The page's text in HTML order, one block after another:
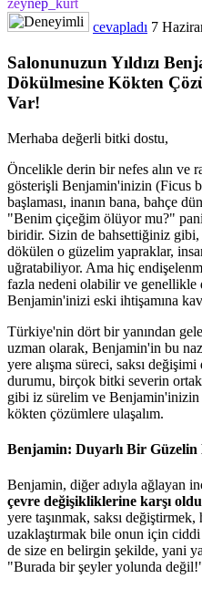
zeynep_kurt
cevapladı 7
Salonunuzun Yıldızı
Dökülmesine Kökten
Var!
Merhaba değerli bitki dostu,
Öncelikle derin bir nefes alın ve
gösterişli Benjamin'inizin (Ficus
başlaması, inanın bana, bahçe
"Benim çiçeğim ölüyor mu?"
biridir. Sizin de bahsettiğiniz gibi,
dökülen o güzelim yapraklar,
uğratabiliyor. Ama hiç
fazla nedeni olabilir ve genellikle
Benjamin'inizi eski ihtişamına
Türkiye'nin dört bir yanından
uzman olarak, Benjamin'in bu
yere alışma süreci, saksı
durumu, birçok bitki severin
gibi iz sürelim ve Benjamin'inizin
kökten çözümlere ulaşalım.
Benjamin: Duyarlı Bir Güzelin
Benjamin, diğer adıyla ağlayan
çevre değişikliklerine karşı
yere taşınmak, saksı
uzaklaştırmak bile onun için
de size en belirgin şekilde, yani
"Burada bir şeyler yolunda